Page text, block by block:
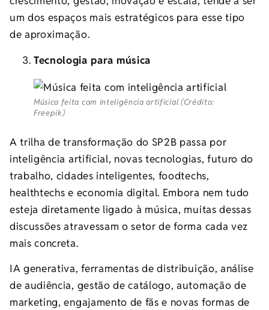
um dos espaços mais estratégicos para esse tipo
de aproximação.
Tecnologia para música
Música feita com inteligência artificial (Crédito:
Freepik)
A trilha de transformação do SP2B passa por
inteligência artificial, novas tecnologias, futuro do
trabalho, cidades inteligentes, foodtechs,
healthtechs e economia digital. Embora nem tudo
esteja diretamente ligado à música, muitas dessas
discussões atravessam o setor de forma cada vez
mais concreta.
IA generativa, ferramentas de distribuição, análise
de audiência, gestão de catálogo, automação de
marketing, engajamento de fãs e novas formas de